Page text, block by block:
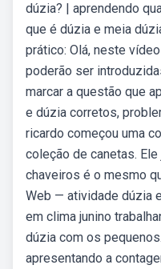
dúzia? | aprendendo
que é dúzia e meia
prático: Olá, neste
poderão ser
marcar a questão que
e dúzia corretos,
ricardo começou uma
coleção de canetas.
chaveiros é o mesmo
Web — atividade dúzia
em clima junino
dúzia com os
apresentando a